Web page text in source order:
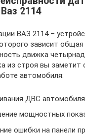
2114
ВАЗ 2114 –
зависит общая
движка
из строя вы заметит
автомобиля:
ДВС
мощностных
ошибки на панели